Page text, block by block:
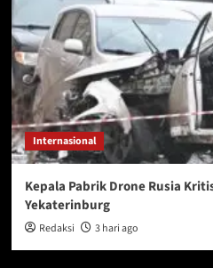
Internasional
Kepala Pabrik Drone Rusia
Yekaterinburg
Redaksi 3 hari ago